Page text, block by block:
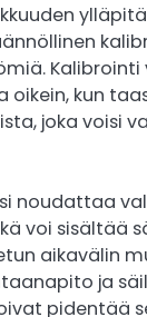
Kalibrointi
oikein, kun
joka voisi
noudattaa
voi sisältää
aikavälin
ja
pidentää